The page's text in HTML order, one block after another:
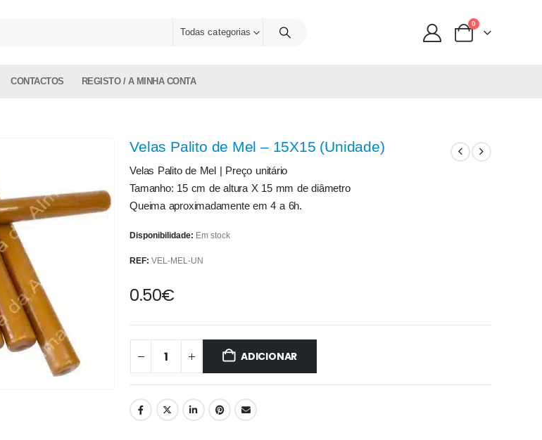
Todas categorias
0
CONTACTOS REGISTO / A MINHA CONTA
Velas Palito de Mel – 15X15 (Unidade)
Velas Palito de Mel | Preço unitário
Tamanho: 15 cm de altura X 15 mm de diâmetro
Queima aproximadamente em 4 a 6h.
Disponibilidade: Em stock
REF:VEL-MEL-UN
0.50€
ADICIONAR